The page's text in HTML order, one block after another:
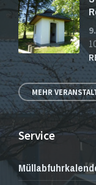
MEHR
Service